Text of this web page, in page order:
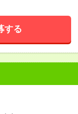
する